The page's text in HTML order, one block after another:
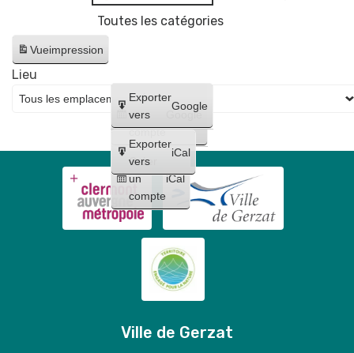
Toutes les catégories
Vueimpression
Créer
un
compte
Google
Créer
un
compte
iCal
Exporter
vers
Google
Exporter
vers
iCal
Lieu
Ville de Gerzat